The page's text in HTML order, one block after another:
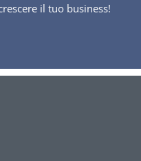
il tuo business!